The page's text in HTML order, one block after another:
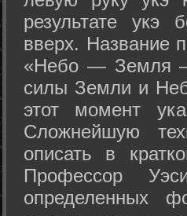
результате укэ
вверх. Название
«Небо — Земля —
силы Земли и
этот момент
Сложнейшую
описать в
Профессор
определенных